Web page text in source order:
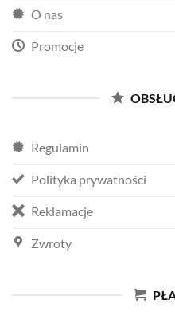
O nas
Promocje
Regulamin
Polityka prywatności
Reklamacje
Zwroty